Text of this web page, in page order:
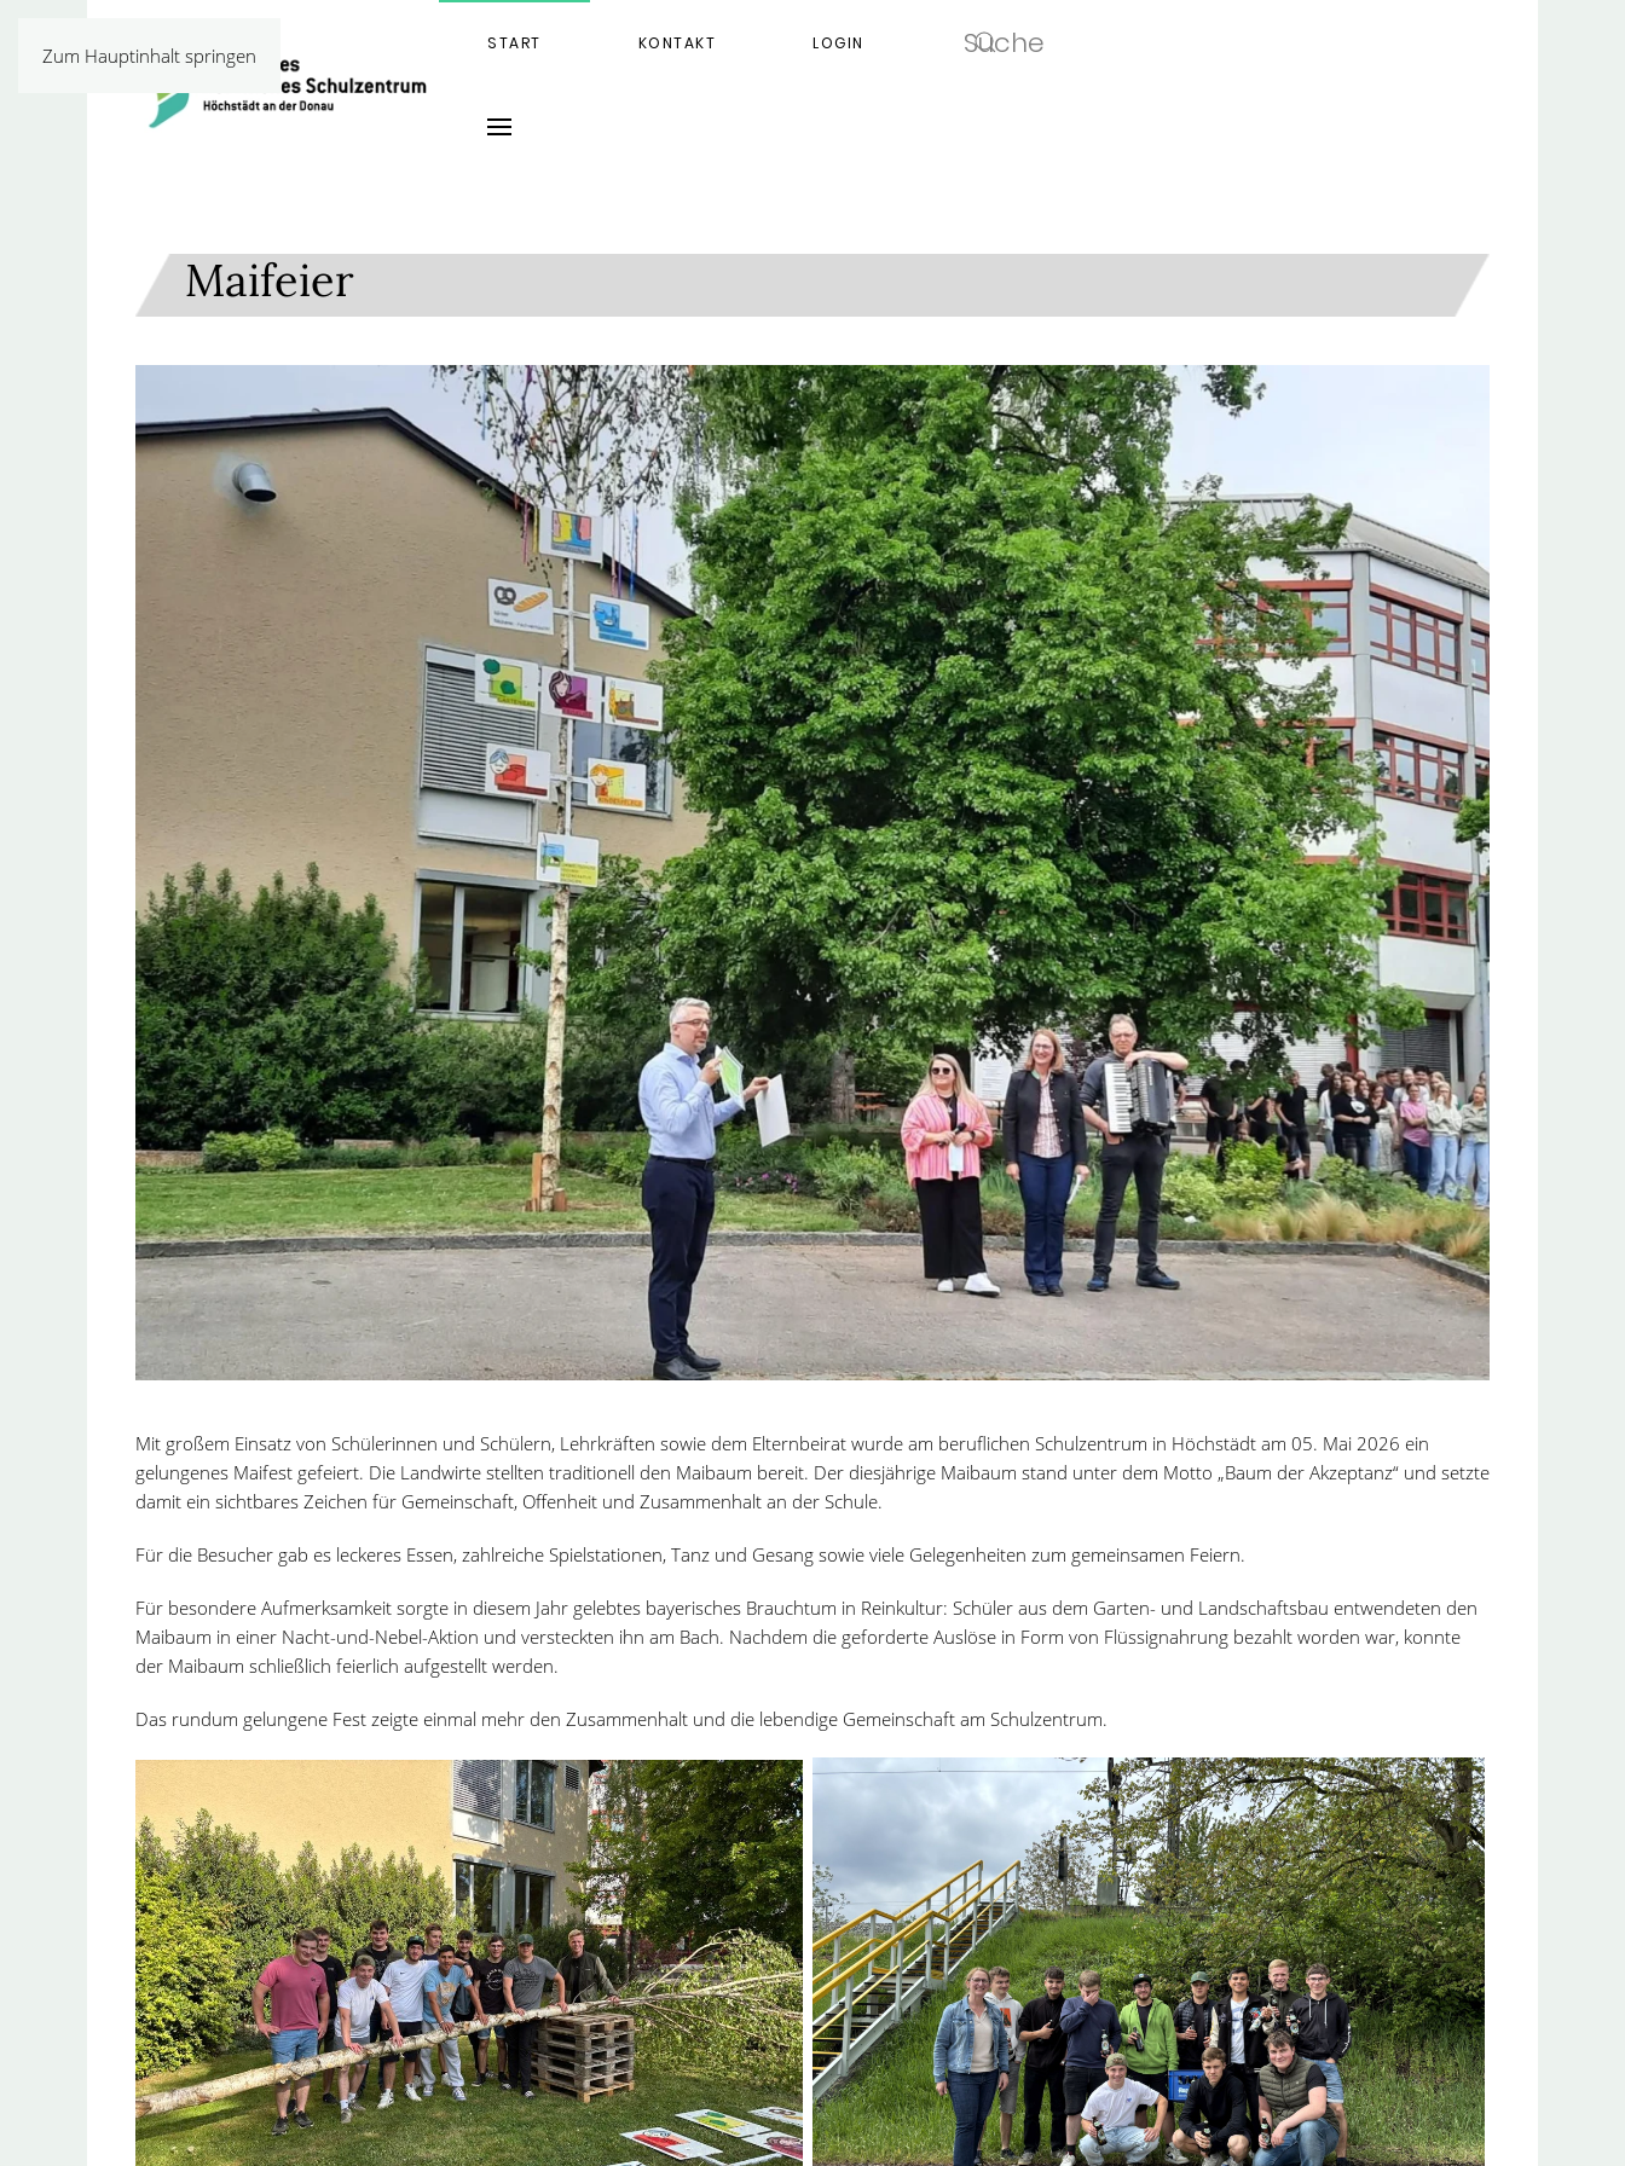
Zum Hauptinhalt springen
START KONTAKT LOGIN
Maifeier
Mit großem Einsatz von Schülerinnen und Schülern, Lehrkräften sowie dem Elternbeirat wurde am beruflichen Schulzentrum in Höchstädt am 05. Mai 2026 ein
gelungenes Maifest gefeiert. Die Landwirte stellten traditionell den Maibaum bereit. Der diesjährige Maibaum stand unter dem Motto „Baum der Akzeptanz“ und setzte
damit ein sichtbares Zeichen für Gemeinschaft, Offenheit und Zusammenhalt an der Schule.
Für die Besucher gab es leckeres Essen, zahlreiche Spielstationen, Tanz und Gesang sowie viele Gelegenheiten zum gemeinsamen Feiern.
Für besondere Aufmerksamkeit sorgte in diesem Jahr gelebtes bayerisches Brauchtum in Reinkultur: Schüler aus dem Garten- und Landschaftsbau entwendeten den
Maibaum in einer Nacht-und-Nebel-Aktion und versteckten ihn am Bach. Nachdem die geforderte Auslöse in Form von Flüssignahrung bezahlt worden war, konnte
der Maibaum schließlich feierlich aufgestellt werden.
Das rundum gelungene Fest zeigte einmal mehr den Zusammenhalt und die lebendige Gemeinschaft am Schulzentrum.